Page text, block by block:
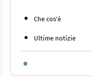
Che cos'è
Ultime notizie